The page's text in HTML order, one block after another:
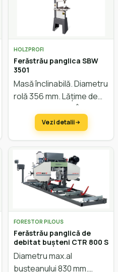
HOLZPROFI
Ferăstrău panglica SBW
3501
Masă înclinabilă. Diametru
rolă 356 mm. Lățime de
trecere 346 mm. Înălțime
de trecere 200 mm.
Vezi detalii
FORESTOR PILOUS
Ferăstrău panglică de
debitat bușteni CTR 800 S
Diametru max.al
bușteanului 830 mm.